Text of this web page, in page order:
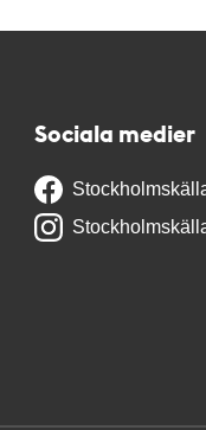
Sociala medier